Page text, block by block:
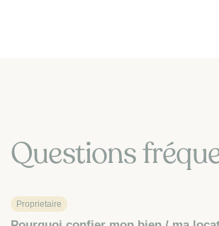
Questions
Proprietaire